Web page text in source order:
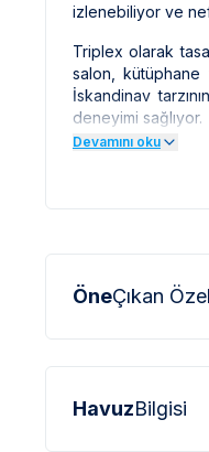
izlenebiliyor ve
Triplex olarak
salon, kütüphane
İskandinav
deneyimi sağlıyor.
Not: Villamıızn
sinek vb. bulunma
* Bu evin resimleri
Devamını oku
ÖneÇıkan
HavuzBilgisi